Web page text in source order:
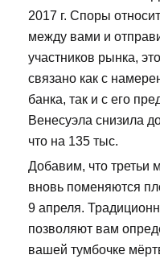
2017 г. Споры
между вами и
участников рынка,
связано как с
банка, так и с его
Венесуэла снизила
что на 135 тыс.
Добавим, что третьи
вновь поменяются
9 апреля.
позволяют вам
вашей тумбочке